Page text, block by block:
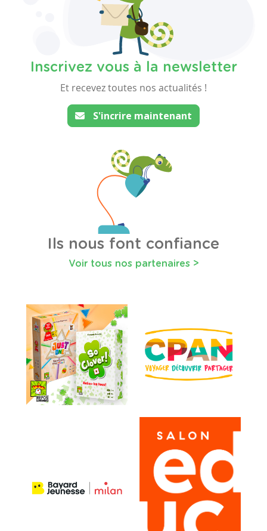
Inscrivez vous à la newsletter
Et recevez toutes nos actualités !
S'incrire maintenant
Ils nous font confiance
Voir tous nos partenaires >